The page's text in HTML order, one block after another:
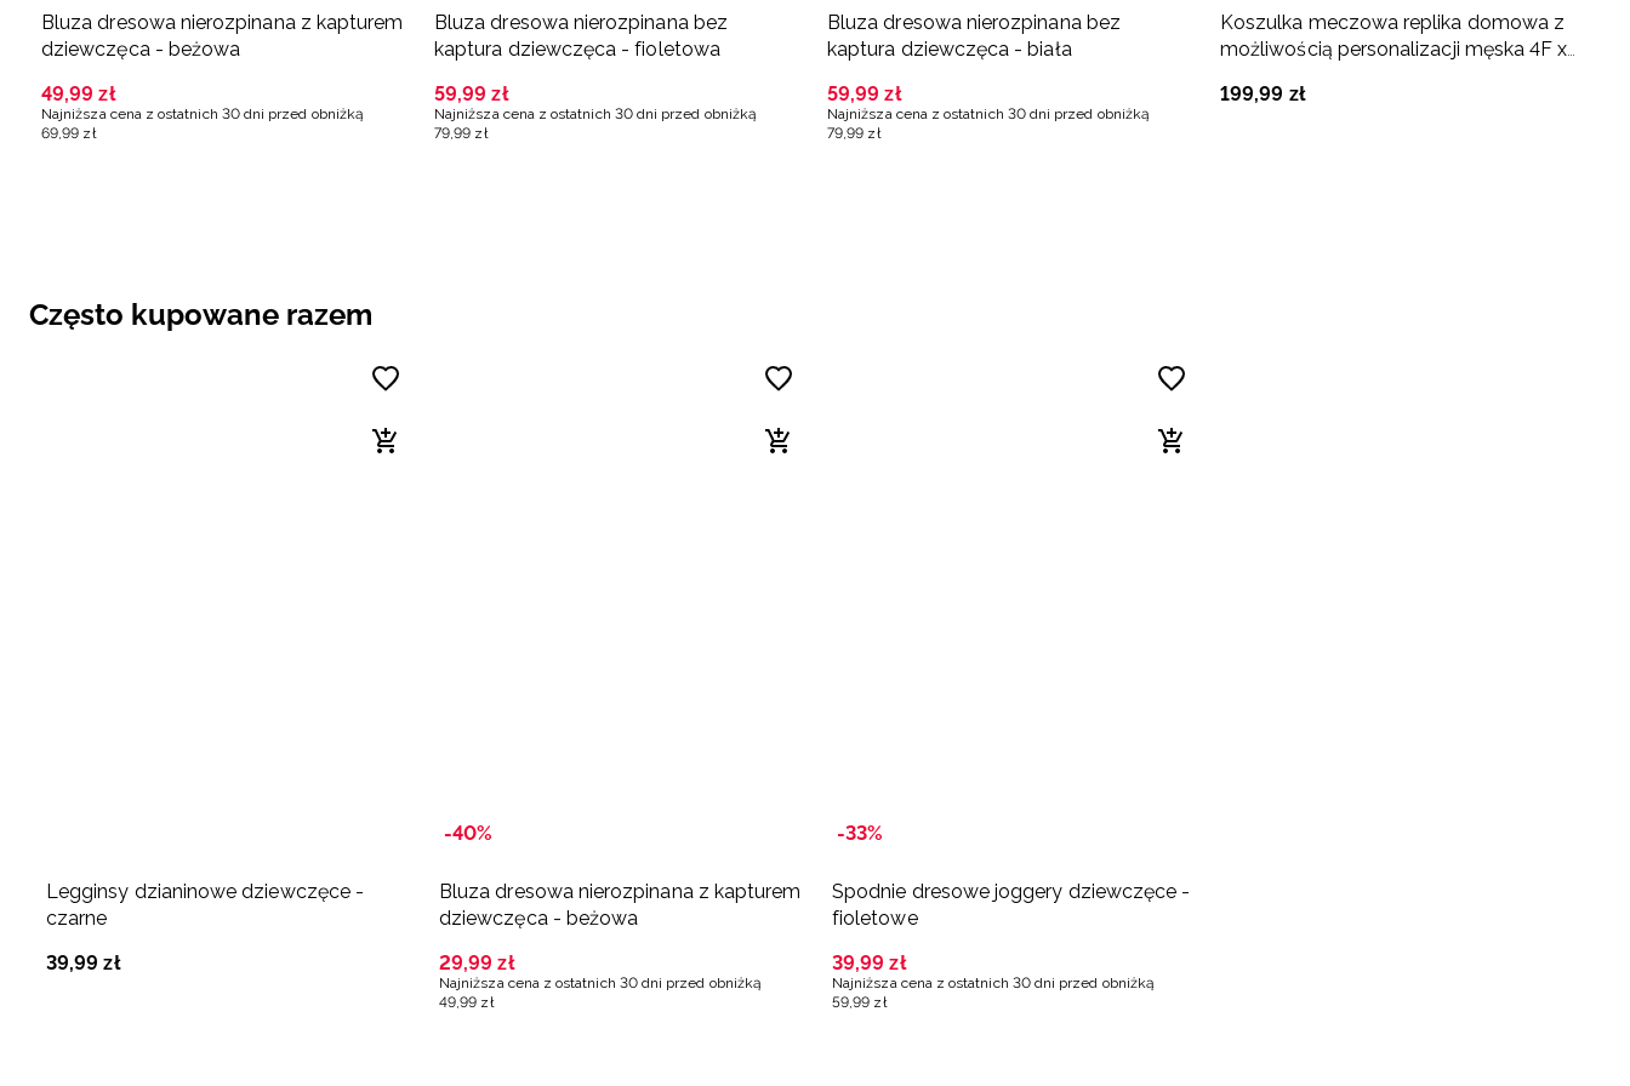
Bluza dresowa nierozpinana z kapturem
dziewczęca - beżowa
49,99 zł
Najniższa cena z ostatnich 30 dni przed obniżką
69,99 zł
Bluza dresowa nierozpinana bez
kaptura dziewczęca - fioletowa
59,99 zł
Najniższa cena z ostatnich 30 dni przed obniżką
79,99 zł
Bluza dresowa nierozpinana bez
kaptura dziewczęca - biała
59,99 zł
Najniższa cena z ostatnich 30 dni przed obniżką
79,99 zł
Koszulka meczowa replika domowa z
możliwością personalizacji męska 4F x
199,99 zł
Często kupowane razem
Legginsy dzianinowe dziewczęce -
czarne
39,99 zł
-40%
Bluza dresowa nierozpinana z kapturem
dziewczęca - beżowa
29,99 zł
Najniższa cena z ostatnich 30 dni przed obniżką
49 ,99 zł
-33%
Spodnie dresowe joggery dziewczęce -
fioletowe
39,99 zł
Najniższa cena z ostatnich 30 dni przed obniżką
59 ,99 zł